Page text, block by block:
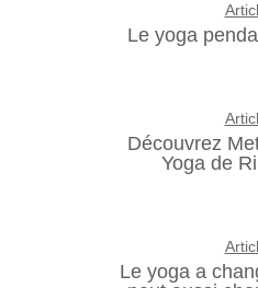
Le yoga
Découvrez
Yoga de
Le yoga a